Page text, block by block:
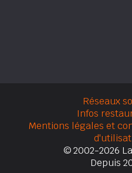
Réseaux
Infos
Mentions légales et
© 2002-2026
Depuis